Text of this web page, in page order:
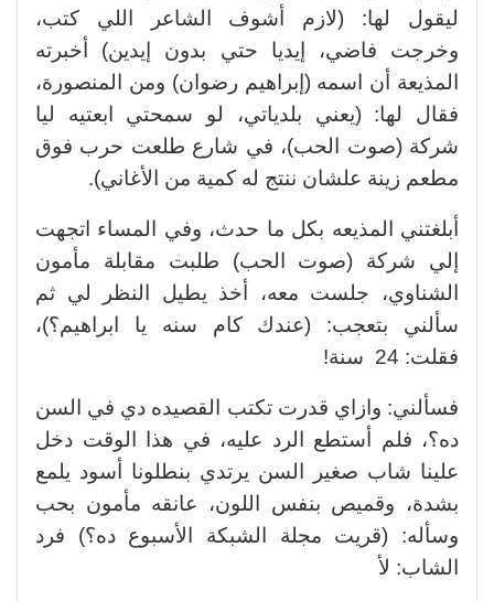
ليقول لها: (لازم أشوف الشاعر اللي كتب،
وخرجت فاضي، إيديا حتي بدون إيدين) أخبرته
المذيعة أن اسمه (إبراهيم رضوان) ومن المنصورة،
فقال لها: (يعني بلدياتي، لو سمحتي ابعتيه ليا
شركة (صوت الحب)، في شارع طلعت حرب فوق
مطعم زينة علشان ننتج له كمية من الأغاني).
أبلغتني المذيعه بكل ما حدث، وفي المساء اتجهت
إلي شركة (صوت الحب) طلبت مقابلة مأمون
الشناوي، جلست معه، أخذ يطيل النظر لي ثم
سألني بتعجب: (عندك كام سنه يا ابراهيم؟)،
فقلت: 24 سنة!
فسألني: وازاي قدرت تكتب القصيده دي في السن
ده؟، فلم أستطع الرد عليه، في هذا الوقت دخل
علينا شاب صغير السن يرتدي بنطلونا أسود يلمع
بشدة، وقميص بنفس اللون، عانقه مأمون بحب
وسأله: (قريت مجلة الشبكة الأسبوع ده؟) فرد
الشاب: لأ